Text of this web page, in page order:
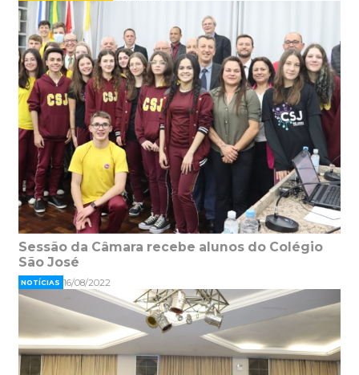
Sessão da Câmara recebe alunos do Colégio
São José
NOTÍCIAS 16/08/2022